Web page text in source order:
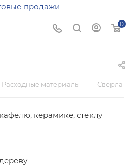
подобрать товар именно
0
Расходные материалы — Сверла
керамике, стеклу